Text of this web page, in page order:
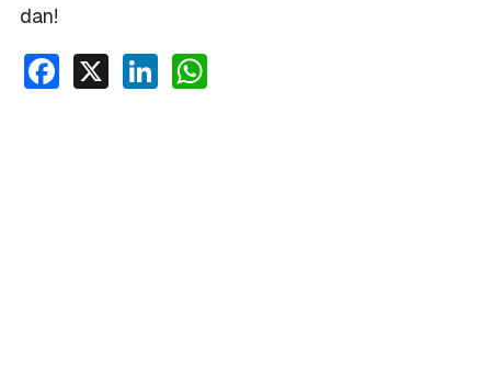
dan!
Facebook
X LinkedIn